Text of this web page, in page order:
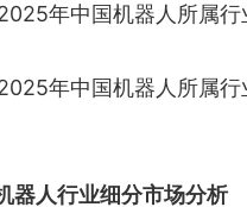
年中国机器人所属行
年中国机器人所属行
器人行业细分市场分析